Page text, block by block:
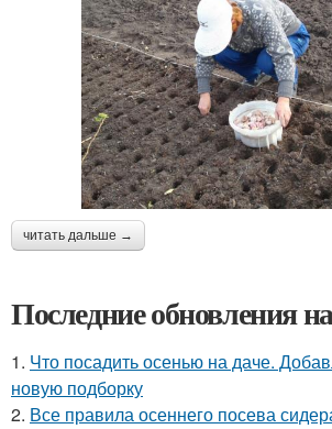
читать дальше →
Последние обновления
1. Что посадить осенью на даче.
новую подборку
2. Все правила осеннего посева